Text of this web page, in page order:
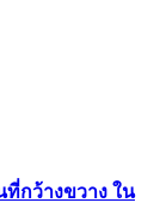
ที่กว้างขวาง ใน